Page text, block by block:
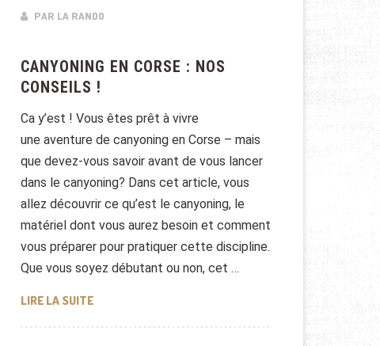
PAR LA RANDO
CANYONING EN CORSE : NOS
CONSEILS !
Ca y’est ! Vous êtes prêt à vivre
une aventure de canyoning en Corse – mais
que devez-vous savoir avant de vous lancer
dans le canyoning? Dans cet article, vous
allez découvrir ce qu’est le canyoning, le
matériel dont vous aurez besoin et comment
vous préparer pour pratiquer cette discipline.
Que vous soyez débutant ou non, cet …
LIRE LA SUITECANYONING EN CORSE : NOS CONSEILS !